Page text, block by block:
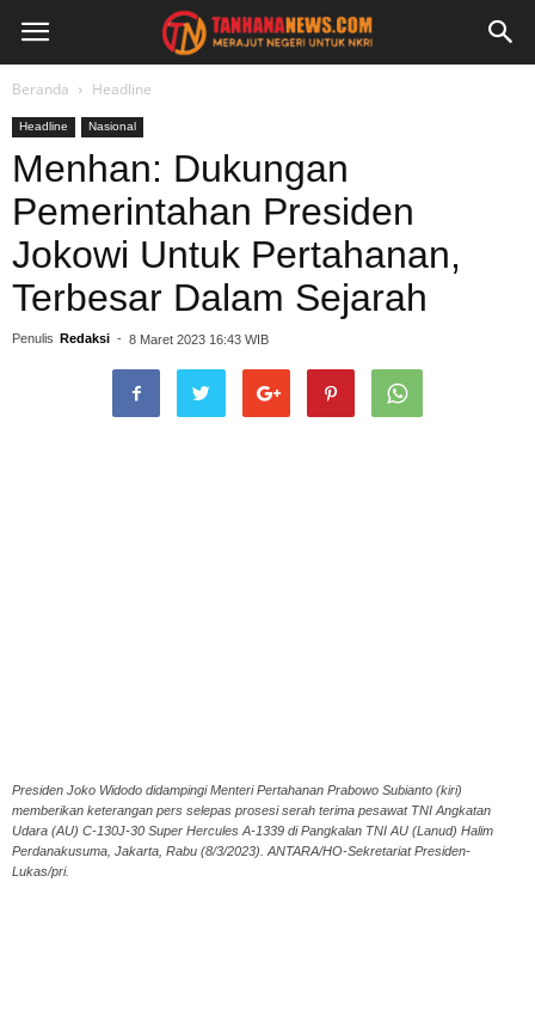
Beranda Headline
Headline Nasional
Menhan: Dukungan
Pemerintahan Presiden
Jokowi Untuk Pertahanan,
Terbesar Dalam Sejarah
Penulis Redaksi - 8 Maret 2023 16:43 WIB
Presiden Joko Widodo didampingi Menteri Pertahanan Prabowo Subianto (kiri)
memberikan keterangan pers selepas prosesi serah terima pesawat TNI Angkatan
Udara (AU) C-130J-30 Super Hercules A-1339 di Pangkalan TNI AU (Lanud) Halim
Perdanakusuma, Jakarta, Rabu (8/3/2023). ANTARA/HO-Sekretariat Presiden-
Lukas/pri.